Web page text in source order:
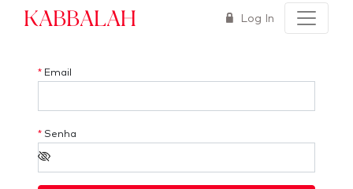
Kabbalah Log In
* Email
* Senha